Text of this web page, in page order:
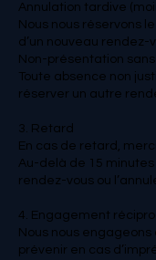
Annulation tardive
Nous nous réservons
d’un nouveau rendez-
Non-présentation
Toute absence non
réserver un autre
3. Retard
En cas de retard,
Au-delà de 15
rendez-vous ou
4. Engagement
Nous nous
prévenir en cas